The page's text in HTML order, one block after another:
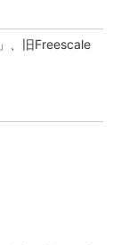
、旧Freescale